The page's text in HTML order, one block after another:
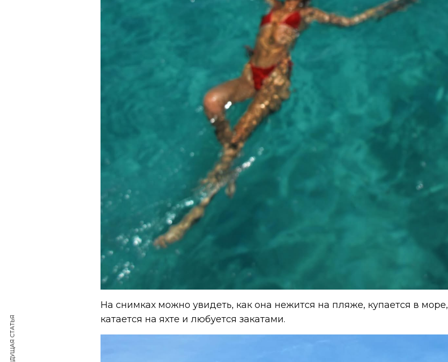
На снимках можно увидеть, как она нежится на пляже, купается в море,
катается на яхте и любуется закатами.